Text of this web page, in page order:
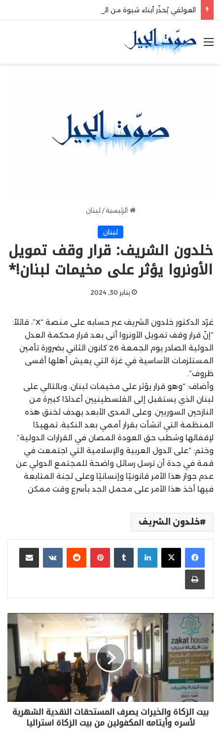
القائمة
الرئيسية / لبنان
لبنان
خلدون الشريف: قرار وقف تمويل
الأونروا يؤثر على مخيمات لبنان!*
يناير 30, 2024
غرّد الدكتور خلدون الشريف عبر حسابه على منصة “X”، قائلاً:
“إنّ قرار وقف تمويل الأونروا أتى بعد قرار محكمة العدل
الدولية الصادر يوم الجمعة 26 كانون الثاني بضرورة تأمين
المستلزمات الأساسية في غزة التي يعيش أهلها أقسى
ظروف”.
وأضاف: “وهو قرار يؤثر على مخيمات لبنان، وبالتالي على
لبنان الذي يستقبل إلى الفلسطينيين أعدادًا كبيرة من
النازحين السوريين. وعلى المدى الأبعد يهدف لخنق هذه
المنظمة التي انشأت بقرار أممي بعد النكبة، تمهيدًا
لإقفالها وشطب حق العودة المصان في القرارات الدولية”.
‏وختم: “على الدول العربية والإسلامية التي اجتمعت في
قمة في جدة أن ترسل رسائل واضحة للمجتمع الدولي عن
عدم جواز هذا الأمر قانونيًا وإنسانيًا وعلى لجنة المتابعة
فيها أخذ هذا الأمر على محمل الجد بأسرع وقت ممكن
خلدون الشريف
لينكدإن بينتيريست مشاركة عبر البريد
طباعة
بيت الزكاة والخيرات يصرف المستحقات النقدية الشهرية
لأسره وأيتامه المكفولين من بيت الزكاة استراليا